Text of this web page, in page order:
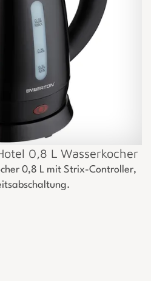
0,8 L Wasserkocher
0,8 L mit Strix-Controller,